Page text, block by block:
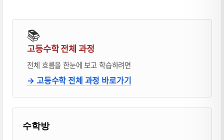
📚
고등수학 전체 과정
전체 흐름을 한눈에 보고 학습하려면
→ 고등수학 전체 과정 바로가기
블로거 & 출판 교재 소개
수학방